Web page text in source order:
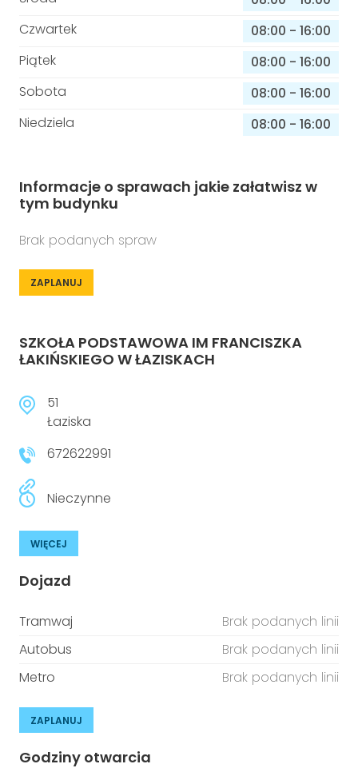
Czwartek
08:00 - 16:00
Piątek
08:00 - 16:00
Sobota
08:00 - 16:00
Niedziela
08:00 - 16:00
Informacje o sprawach jakie załatwisz w
tym budynku
Brak podanych spraw
ZAPLANUJ
SZKOŁA PODSTAWOWA IM FRANCISZKA
ŁAKIŃSKIEGO W ŁAZISKACH
51
Łaziska
672622991
Nieczynne
WIĘCEJ
Dojazd
Tramwaj
Brak podanych linii
Autobus
Brak podanych linii
Metro
Brak podanych linii
ZAPLANUJ
Godziny otwarcia